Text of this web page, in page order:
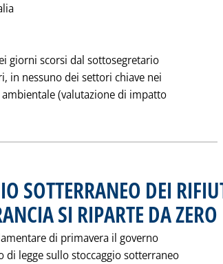
giorni scorsi dal sottosegretario
in nessuno dei settori chiave nei
(valutazione di impatto
SOTTERRANEO DEI
SI RIPARTE DA ZERO
di primavera il governo
di legge sullo stoccaggio sotterraneo